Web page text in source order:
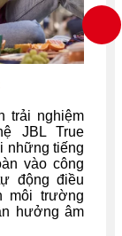
trải nghiệm
JBL True
những tiếng
vào công
động điều
môi trường
hưởng âm